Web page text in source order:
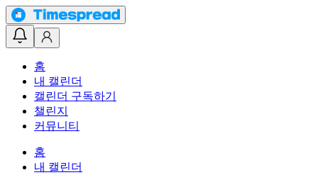
홈
내 캘린더
캘린더 구독하기
챌린지
커뮤니티
홈
내 캘린더